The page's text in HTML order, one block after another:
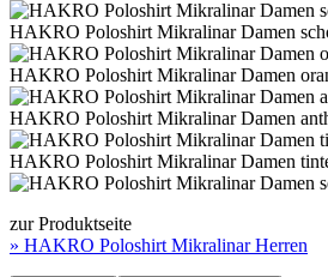
HAKRO Poloshirt Mikralinar Damen
HAKRO Poloshirt Mikralinar Damen
HAKRO Poloshirt Mikralinar Damen
HAKRO Poloshirt Mikralinar Damen
zur Produktseite
» HAKRO Poloshirt Mikralinar Herren